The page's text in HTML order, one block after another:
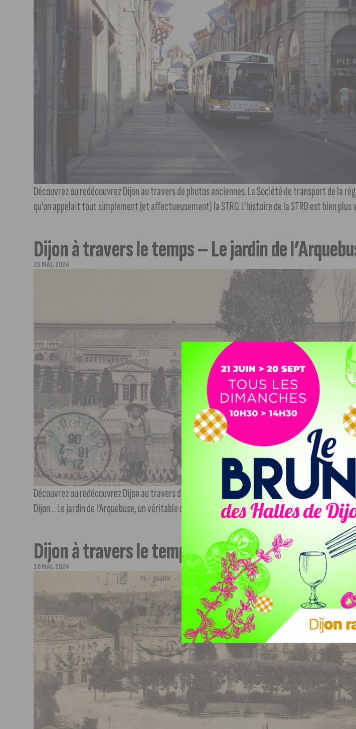
Découvrez ou redécouvrez Dijon au travers de photos anciennes. La Société de transport de la
qu’on appelait tout simplement (et affectueusement) la STRD. L’histoire de la STRD est bien plus
Dijon à travers le temps – Le jardin de
25 MAI, 2024
Découvrez ou redécouvrez Dijon au travers de photos anciennes. Le jardin de l’Arquebuse, LE coin
Dijon… Le jardin de l’Arquebuse, un véritable oasis de calme au cœur de Dijon, « un magnifique...
Dijon à travers le temps – La place Wilson
18 MAI, 2024